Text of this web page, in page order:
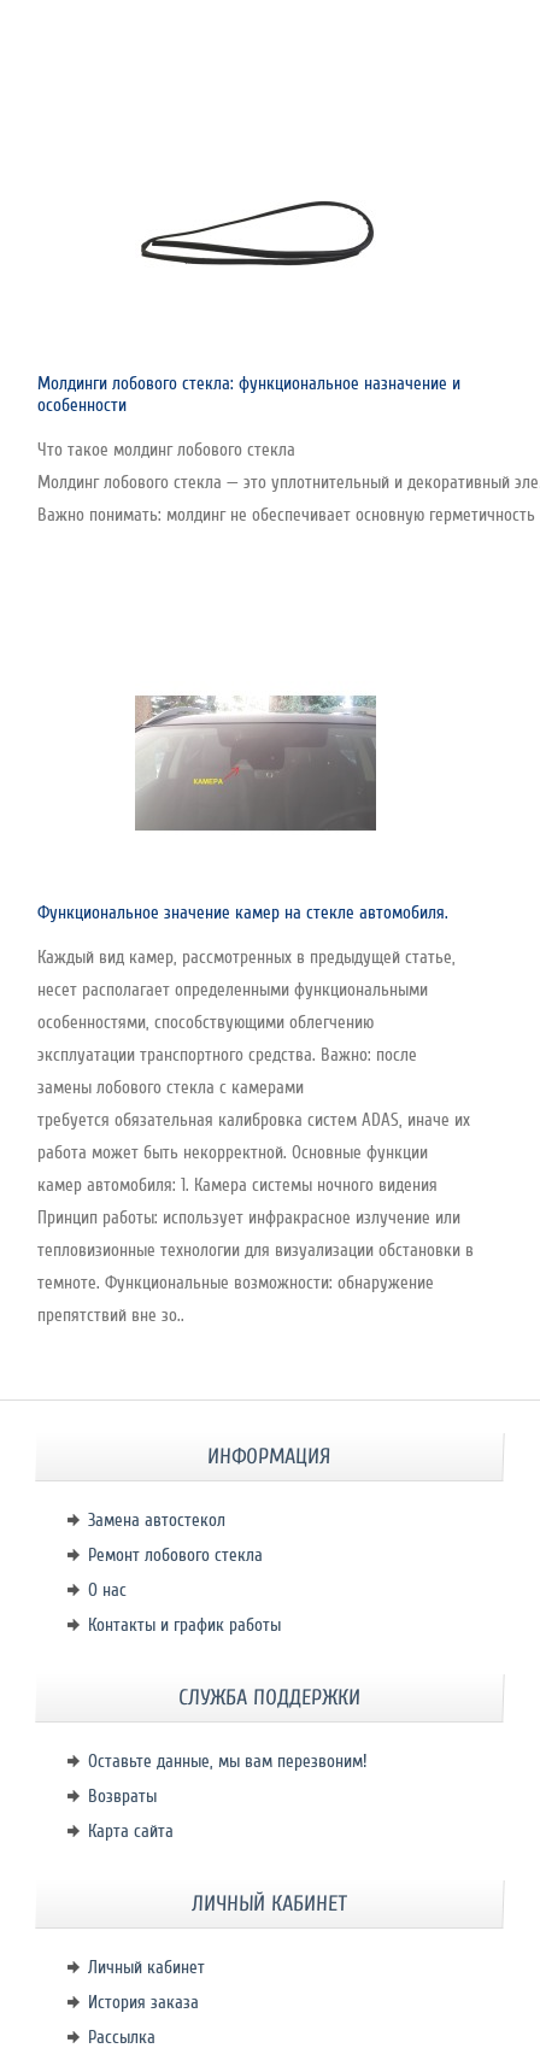
Молдинги лобового стекла: функциональное назначение и
особенности
Что такое молдинг лобового стекла
Молдинг лобового стекла — это уплотнительный и декоративный
Важно понимать: молдинг не обеспечивает основную
Функциональное значение камер на стекле автомобиля.
Каждый вид камер, рассмотренных в предыдущей статье,
несет располагает определенными функциональными
особенностями, способствующими облегчению
эксплуатации транспортного средства. Важно: после
замены лобового стекла с камерами
требуется обязательная калибровка систем ADAS, иначе их
работа может быть некорректной. Основные функции
камер автомобиля: 1. Камера системы ночного видения
Принцип работы: использует инфракрасное излучение или
тепловизионные технологии для визуализации обстановки в
темноте. Функциональные возможности: обнаружение
препятствий вне зо..
ИНФОРМАЦИЯ
Замена автостекол
Ремонт лобового стекла
О нас
Контакты и график работы
СЛУЖБА ПОДДЕРЖКИ
Оставьте данные, мы вам перезвоним!
Возвраты
Карта сайта
ЛИЧНЫЙ КАБИНЕТ
Личный кабинет
История заказа
Рассылка